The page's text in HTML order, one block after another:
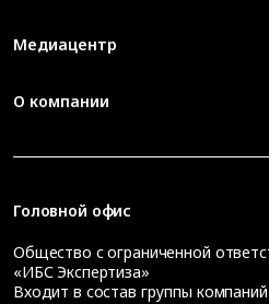
Медиацентр
О компании
Головной офис
Общество с ограниченной
«ИБС Экспертиза»
Входит в состав группы